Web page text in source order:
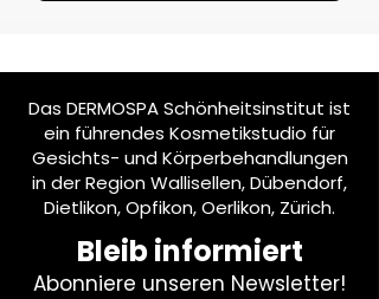
Das DERMOSPA Schönheitsinstitut ist
ein führendes Kosmetikstudio für
Gesichts- und Körperbehandlungen
in der Region Wallisellen, Dübendorf,
Dietlikon, Opfikon, Oerlikon, Zürich.
Bleib informiert
Abonniere unseren Newsletter!